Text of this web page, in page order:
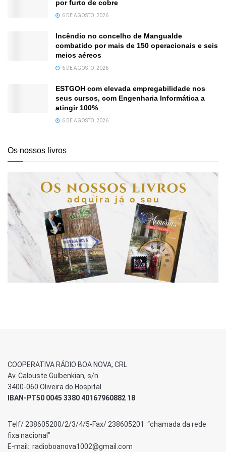
por furto de cobre
6 DE AGOSTO, 2026
Incêndio no concelho de Mangualde
combatido por mais de 150 operacionais e seis
meios aéreos
6 DE AGOSTO, 2026
ESTGOH com elevada empregabilidade nos
seus cursos, com Engenharia Informática a
atingir 100%
6 DE AGOSTO, 2026
Os nossos livros
COOPERATIVA RÁDIO BOA NOVA, CRL
Av. Calouste Gulbenkian, s/n
3400-060 Oliveira do Hospital
IBAN-PT50 0045 3380 40167960882 18
Telf/ 238605200/2/3/4/5-Fax/ 238605201 “chamada da rede
fixa nacional”
E-mail: radioboanova1002@gmail.com